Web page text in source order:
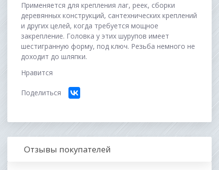
Применяется для крепления лаг, реек, сборки
деревянных конструкций, сантехнических креплений
и других целей, когда требуется мощное
закрепление. Головка у этих шурупов имеет
шестигранную форму, под ключ. Резьба немного не
доходит до шляпки.
Нравится
Поделиться
Отзывы покупателей